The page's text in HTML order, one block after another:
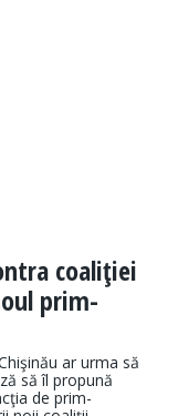
coaliţiei
prim-
ar urma să
să îl propună
de prim-